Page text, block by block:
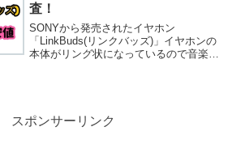
査！
SONYから発売されたイヤホン
「LinkBuds(リンクバッズ)」イヤホンの
本体がリング状になっているので音楽を
スポンサーリンク